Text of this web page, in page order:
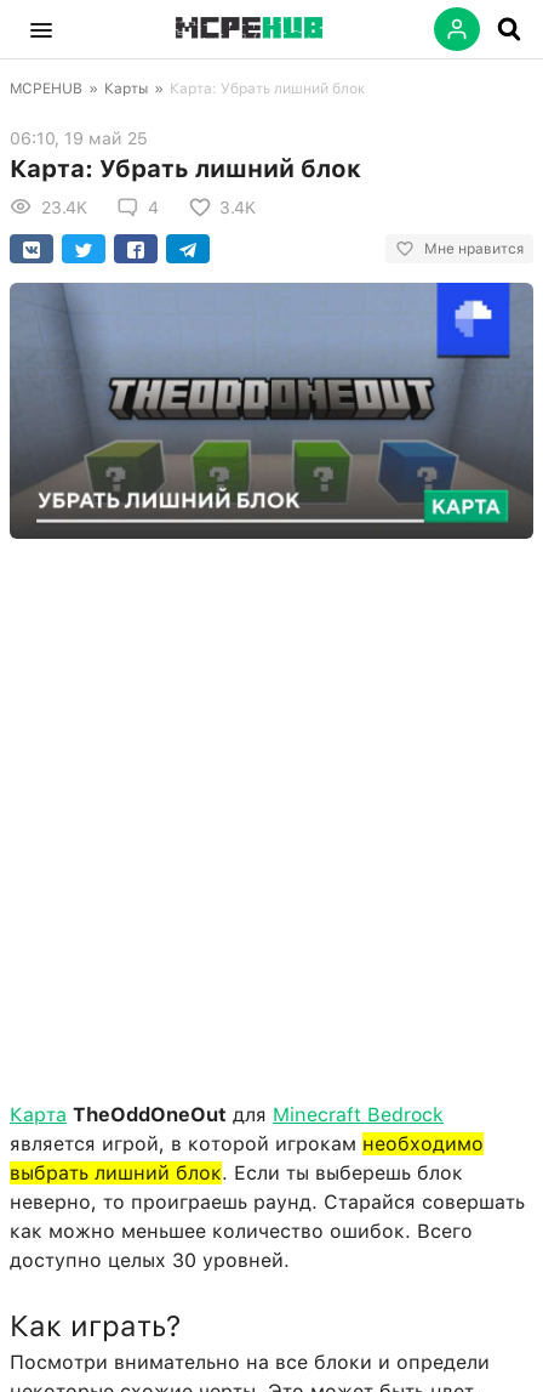
MCPEHUB » Карты » Карта: Убрать лишний блок
06:10, 19 май 25
Карта: Убрать лишний блок
23.4K 4 3.4K
Мне нравится
Карта TheOddOneOut для Minecraft Bedrock
является игрой, в которой игрокам необходимо
выбрать лишний блок. Если ты выберешь блок
неверно, то проиграешь раунд. Старайся совершать
как можно меньшее количество ошибок. Всего
доступно целых 30 уровней.
Как играть?
Посмотри внимательно на все блоки и определи